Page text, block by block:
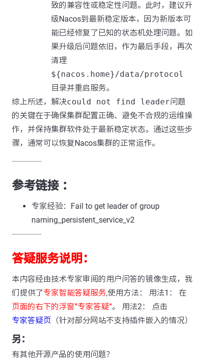
致的兼容性或稳定性问题。此时，建议升
级Nacos到最新稳定版本，因为新版本可
能已经修复了已知的状态机处理问题。如
果升级后问题依旧，作为最后手段，再次
清理
${nacos.home}/data/protocol
目录并重启服务。
综上所述，解决could not find leader问题
的关键在于确保集群配置正确、避免不合规的运维操
作，并保持集群软件处于最新稳定状态。通过这些步
骤，通常可以恢复Nacos集群的正常运作。
---------------
参考链接 ：
专家经验：Fail to get leader of group
naming_persistent_service_v2
---------------
答疑服务说明：
本内容经由技术专家审阅的用户问答的镜像生成，我
们提供了专家智能答疑服务,使用方法： 用法1： 在
页面的右下的浮窗”专家答疑“。 用法2： 点击
专家答疑页 （针对部分网站不支持插件嵌入的情况）
另：
有其他开源产品的使用问题？